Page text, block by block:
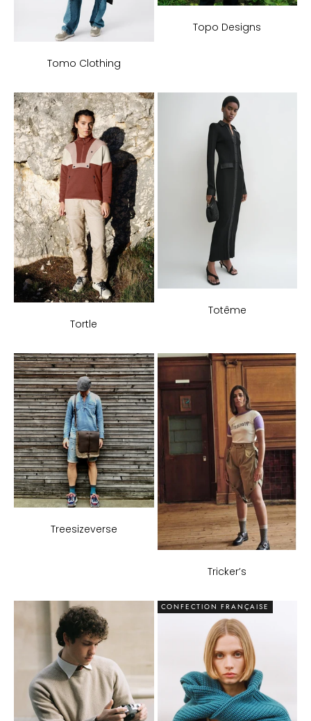
Tomo Clothing
Topo Designs
Tortle
Totême
Treesizeverse
Tricker’s
CONFECTION FRANÇAISE